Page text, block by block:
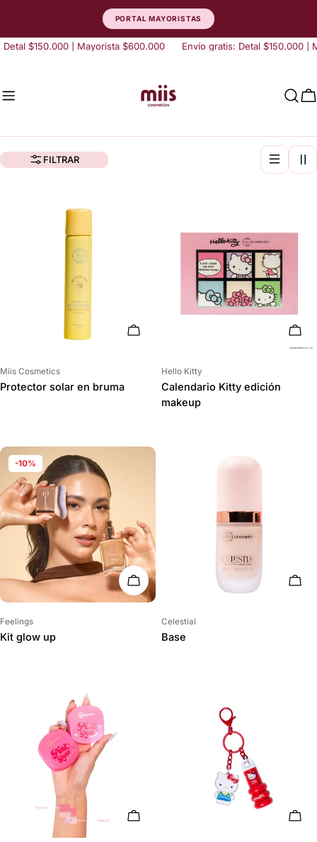
PORTAL MAYORISTAS
$150.000 | Mayorista $600.000 Envío gratis: Detal $150.000 |
FILTRAR
ELIGE OPCIONES
Proveedor:
Miis Cosmetics
Protector solar en bruma
Proveedor:
Hello Kitty
Calendario Kitty edición
makeup
-10%
AÑADIR AL CARRITO
Proveedor:
Feelings
Kit glow up
Proveedor:
Celestial
Base
ELIGE OPCIONES